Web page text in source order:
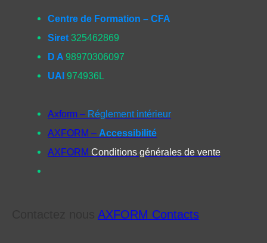
Centre de Formation – CFA
Siret 325462869
D A 98970306097
UAI 974936L
Axform – Réglement intérieur
AXFORM – Accessibilité
AXFORM Conditions générales de vente
AXFORM Contacts